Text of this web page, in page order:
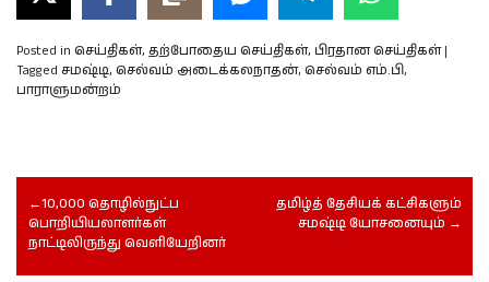
Posted in செய்திகள், தற்போதைய செய்திகள், பிரதான செய்திகள்|
Tagged சமஷ்டி, செல்வம் அடைக்கலநாதன், செல்வம் எம்.பி,
பாராளுமன்றம்
10,000 தொழில்நுட்ப
பொறியியலாளர்கள்
நாட்டிலிருந்து வெளியேறினர்
தமிழ்த் தேசியக் கட்சிகளும்
சமஷ்டி யோசனையும்